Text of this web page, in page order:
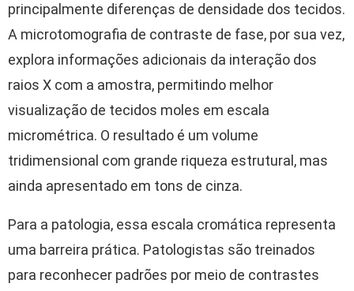
principalmente diferenças de densidade dos tecidos.
A microtomografia de contraste de fase, por sua vez,
explora informações adicionais da interação dos
raios X com a amostra, permitindo melhor
visualização de tecidos moles em escala
micrométrica. O resultado é um volume
tridimensional com grande riqueza estrutural, mas
ainda apresentado em tons de cinza.
Para a patologia, essa escala cromática representa
uma barreira prática. Patologistas são treinados
para reconhecer padrões por meio de contrastes